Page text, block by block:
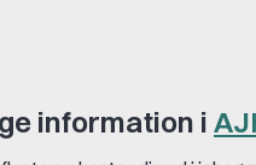
information i